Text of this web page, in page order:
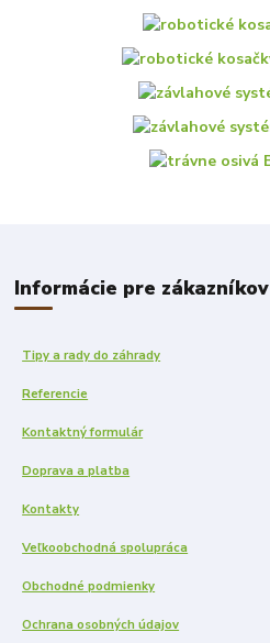
Informácie pre zákazníkov
Tipy a rady do záhrady
Referencie
Kontaktný formulár
Doprava a platba
Kontakty
Veľkoobchodná spolupráca
Obchodné podmienky
Ochrana osobných údajov